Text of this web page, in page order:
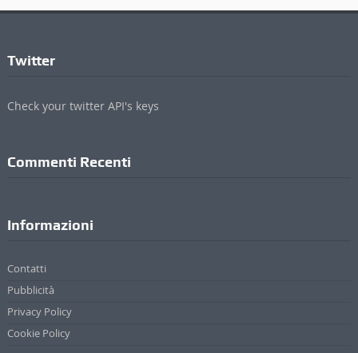
Twitter
Check your twitter API's keys
Commenti Recenti
Informazioni
Contatti
Pubblicità
Privacy Policy
Cookie Policy